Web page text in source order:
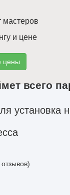
мастеров
и цене
цены
всего
установка